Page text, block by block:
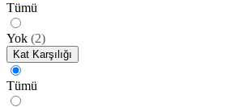
Tümü
Yok (2)
Kat Karşılığı
Tümü